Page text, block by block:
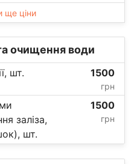
ще ціни
очищення води
шт. 1500
грн
заліза,
шт.
1500
грн